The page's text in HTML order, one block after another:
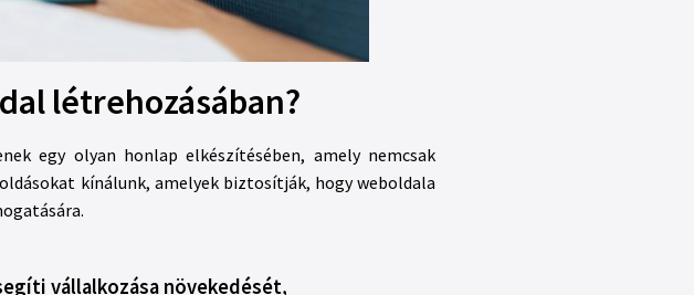
létrehozásában?
egy olyan honlap elkészítésében, amely nemcsak
kínálunk, amelyek biztosítják, hogy weboldala
vállalkozása növekedését,